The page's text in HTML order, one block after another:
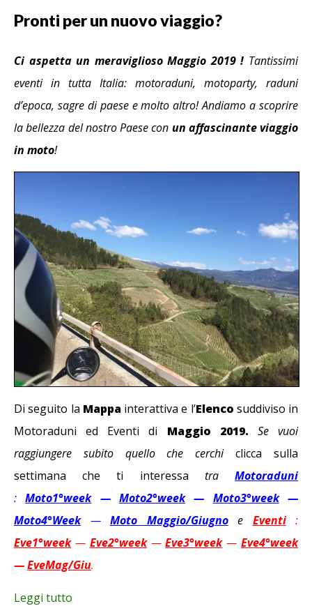
Pronti per un nuovo viaggio?
Ci aspetta un meravigliosoMaggio 2019 ! Tantissimi
eventi in tutta Italia: motoraduni, motoparty, raduni
d’epoca, sagre di paese e molto altro! Andiamo a scoprire
la bellezza del nostro Paese con un affascinante viaggio
in moto!
Di seguito la Mappainterattiva e l’Elenco suddiviso in
Motoraduni ed Eventi di Maggio 2019. Se vuoi
raggiungere subito quello che cerchiclicca sulla
settimana che ti interessa traMotoraduni
:Moto1°week—Moto2°week— Moto3°week—
Moto4°Week— Moto Maggio/Giugnoe Eventi:
Eve1°week— Eve2°week—Eve3°week—Eve4°week
—EveMag/Giu.
Leggi tutto